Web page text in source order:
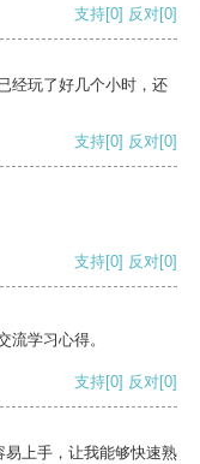
支持[0] 反对[0]
经玩了好几个小时，还
支持[0] 反对[0]
支持[0] 反对[0]
流学习心得。
支持[0] 反对[0]
上手，让我能够快速熟